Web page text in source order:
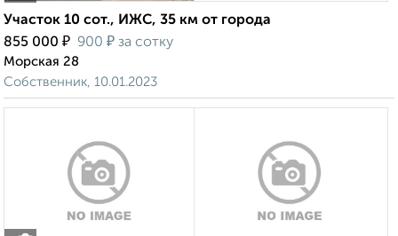
Участок 10 сот., ИЖС, 35 км от города
855 000 ₽ 900 ₽ за сотку
Морская 28
Собственник, 10.01.2023